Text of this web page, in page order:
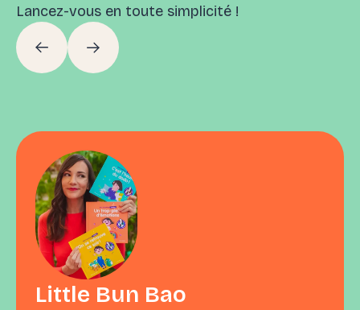
Lancez-vous en toute simplicité !
Little Bun Bao